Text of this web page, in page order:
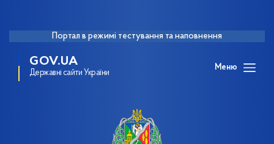
Портал в режимі тестування та наповнення
GOV.UA
Державні сайти України
Меню